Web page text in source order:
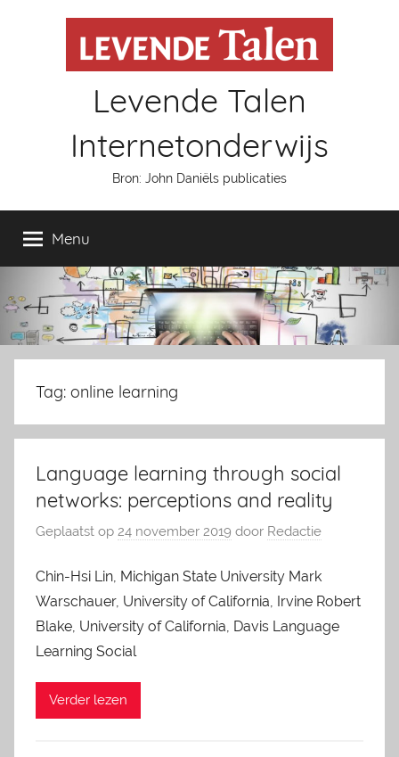
Levende Talen
Internetonderwijs
Bron: John Daniëls publicaties
Menu
Tag: online learning
Language learning through social
networks: perceptions and reality
Geplaatst op 24 november 2019 door Redactie
Chin-Hsi Lin, Michigan State University Mark
Warschauer, University of California, Irvine Robert
Blake, University of California, Davis Language
Learning Social
Verder lezen